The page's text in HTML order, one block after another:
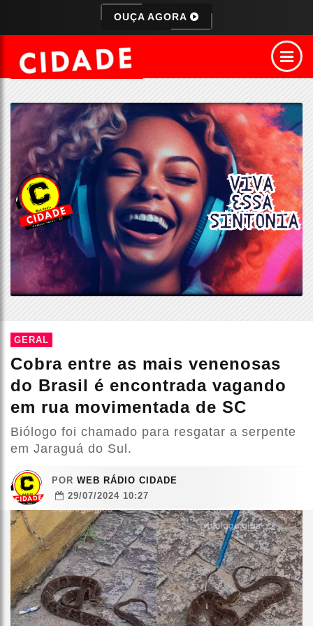
OUÇA AGORA
GERAL
Cobra entre as mais venenosas
do Brasil é encontrada vagando
em rua movimentada de SC
Biólogo foi chamado para resgatar a serpente
em Jaraguá do Sul.
POR WEB RÁDIO CIDADE
29/07/2024 10:27